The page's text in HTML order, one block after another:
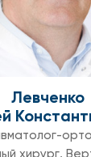
Левченко
хирург,